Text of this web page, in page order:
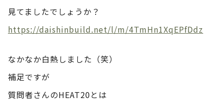
見てましたでしょうか？
https://daishinbuild.net/l/m/4TmHn1XqEPfDdz
なかなか白熱しました（笑）
補足ですが
質問者さんのHEAT20とは